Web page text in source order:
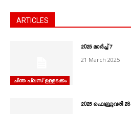
ARTICLES
ചിന്ത പ്ലസ് ഉള്ളടക്കം
2025 മാർച്ച്‌ 7
21 March 2025
2025 ഫെബ്രുവരി 28